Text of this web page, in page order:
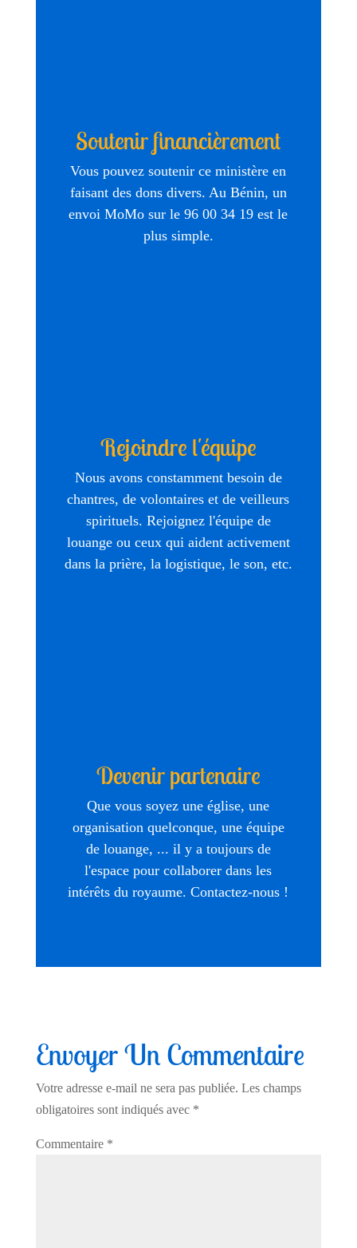
Soutenir financièrement
Vous pouvez soutenir ce ministère en
faisant des dons divers. Au Bénin, un
envoi MoMo sur le 96 00 34 19 est le
plus simple.
Rejoindre l'équipe
Nous avons constamment besoin de
chantres, de volontaires et de veilleurs
spirituels. Rejoignez l'équipe de
louange ou ceux qui aident activement
dans la prière, la logistique, le son, etc.
Devenir partenaire
Que vous soyez une église, une
organisation quelconque, une équipe
de louange, ... il y a toujours de
l'espace pour collaborer dans les
intérêts du royaume. Contactez-nous !
Envoyer Un Commentaire
Votre adresse e-mail ne sera pas publiée. Les champs
obligatoires sont indiqués avec *
Commentaire *